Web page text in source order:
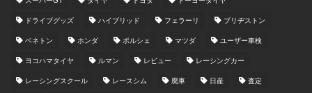
ドライブグッズ ハイブリッド フェラーリ ブリヂストン
ベネトン ホンダ ポルシェ マツダ ユーザー車検
ヨコハマタイヤ ルマン レビュー レーシングカー
レーシングスクール レースシム 廃車 日産 査定